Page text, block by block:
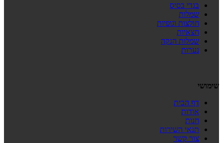
בגדי בסיס
שמלות
חולצות וגופיות
חצאיות
שמלות הנקה
נערות
שימושי
דף הבית
אודות
חנות
תנאי השירות
צור קשר